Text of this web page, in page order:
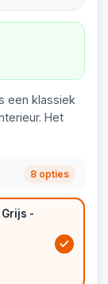
een klassiek
Het
8 opties
-